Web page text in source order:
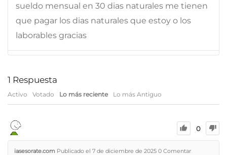
sueldo mensual en 30 dias naturales me tienen
que pagar los dias naturales que estoy o los
laborables gracias
1 Respuesta
Activo Votado Lo más reciente Lo más Antiguo
0
iasesorate.com Publicado el 7 de diciembre de 2025 0 Comentar